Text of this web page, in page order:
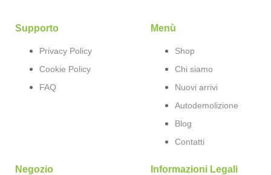
Supporto
Privacy Policy
Cookie Policy
FAQ
Menù
Shop
Chi siamo
Nuovi arrivi
Autodemolizione
Blog
Contatti
Negozio Informazioni Legali